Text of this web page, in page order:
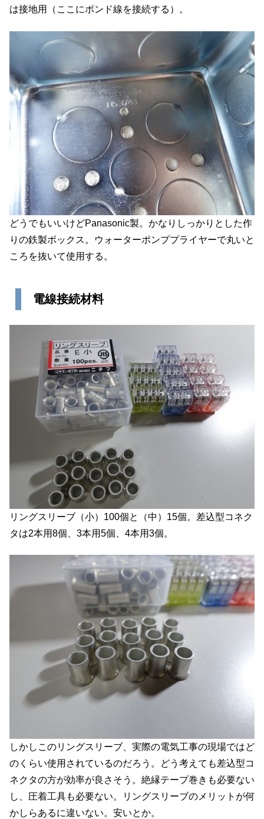
は接地用（ここにボンド線を接続する）。
どうでもいいけどPanasonic製。かなりしっかりとした作
りの鉄製ボックス。ウォーターポンププライヤーで丸いと
ころを抜いて使用する。
電線接続材料
リングスリーブ（小）100個と（中）15個。差込型コネク
タは2本用8個、3本用5個、4本用3個。
しかしこのリングスリーブ、実際の電気工事の現場ではど
のくらい使用されているのだろう。どう考えても差込型コ
ネクタの方が効率が良さそう。絶縁テープ巻きも必要ない
し、圧着工具も必要ない。リングスリーブのメリットが何
かしらあるに違いない。安いとか。